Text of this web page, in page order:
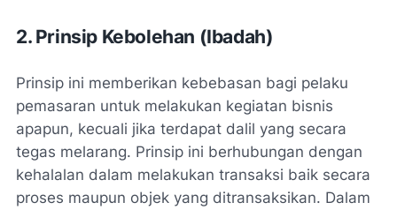
2. Prinsip Kebolehan (Ibadah)
Prinsip ini memberikan kebebasan bagi pelaku
pemasaran untuk melakukan kegiatan bisnis
apapun, kecuali jika terdapat dalil yang secara
tegas melarang. Prinsip ini berhubungan dengan
kehalalan dalam melakukan transaksi baik secara
proses maupun objek yang ditransaksikan. Dalam